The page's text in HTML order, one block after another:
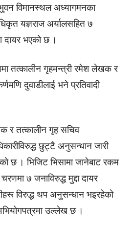
विमानस्थल अध्यागमनका
यज्ञराज अर्यालसहित ७
दायर भएको छ ।
तत्कालीन गृहमन्त्री रमेश लेखक र
दुवाडीलाई भने प्रतिवादी
र तत्कालीन गृह सचिव
छुट्टै अनुसन्धान जारी
छ । भिजिट भिसामा जानेबाट रकम
७ जनाविरुद्ध मुद्दा दायर
विरुद्ध थप अनुसन्धान भइरहेको
उल्लेख छ ।